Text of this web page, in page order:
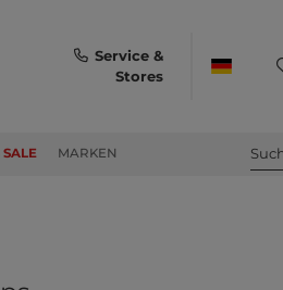
SALE MARKEN
Service &
Stores